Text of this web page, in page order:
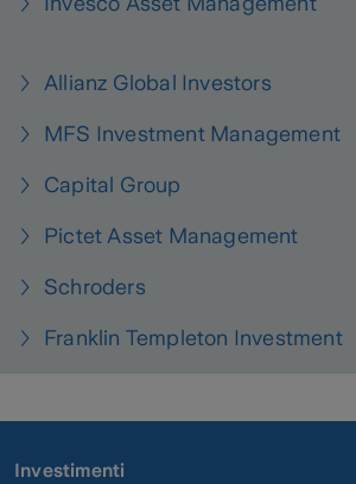
Allianz Global Investors
MFS Investment Management
Capital Group
Pictet Asset Management
Schroders
Franklin Templeton Investment
Investimenti